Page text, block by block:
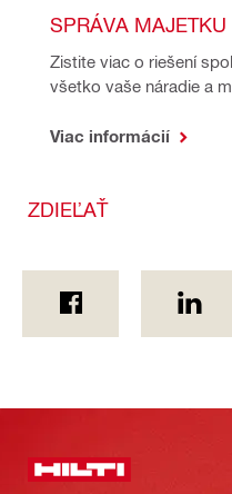
SPRÁVA MAJETKU
Zistite viac o riešení
všetko vaše náradie a
Viac informácií
ZDIEĽAŤ